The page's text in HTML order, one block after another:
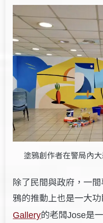
塗鴉創作者在警局內
除了民間與政府，一
鴉的推動上也是一大
Gallery的老闆Jose是